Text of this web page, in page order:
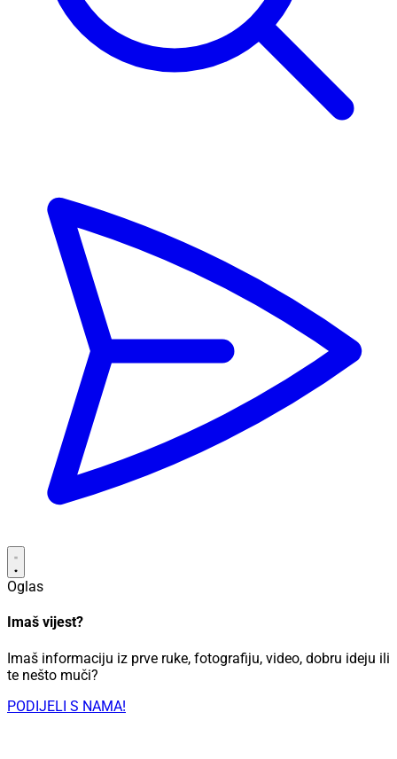
Oglas
Imaš vijest?
Imaš informaciju iz prve ruke, fotografiju, video, dobru ideju ili
te nešto muči?
PODIJELI S NAMA!